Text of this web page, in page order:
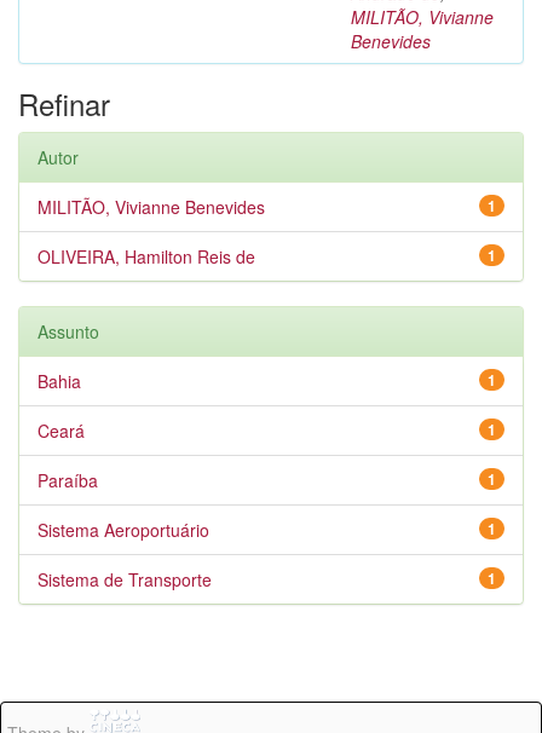
MILITÃO, Vivianne
Benevides
Refinar
Autor
1
MILITÃO, Vivianne Benevides
1
OLIVEIRA, Hamilton Reis de
Assunto
1
Bahia
1
Ceará
1
Paraíba
1
Sistema Aeroportuário
1
Sistema de Transporte